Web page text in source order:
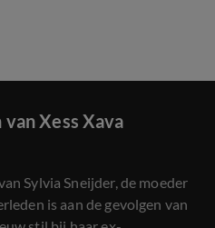
Xess Xava
Sylvia Sneijder, de moeder
is aan de gevolgen van